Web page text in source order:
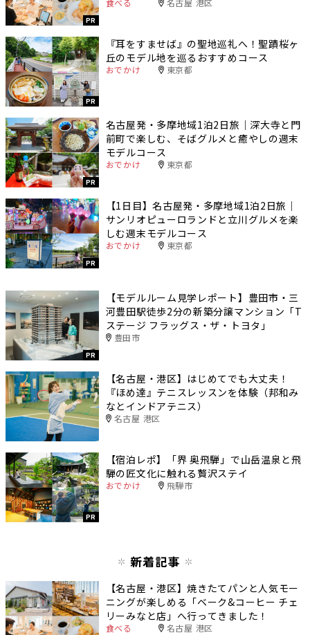
PR
PR
『耳をすませば』の聖地巡礼へ！聖蹟桜ヶ
丘のモデル地を巡るおすすめコース
おでかけ 東京都
PR
名古屋発・多摩地域1泊2日旅｜深大寺と門
前町で楽しむ、そばグルメと癒やしの週末
モデルコース
おでかけ 東京都
PR
【1日目】名古屋発・多摩地域1泊2日旅｜
サンリオピューロランドと立川グルメを楽
しむ週末モデルコース
おでかけ 東京都
PR
【モデルルーム見学レポート】豊田市・三
河豊田駅徒歩2分の新築分譲マンション「T
ステージ フラッグス・ザ・トヨタ」
豊田市
【名古屋・港区】はじめてでも大丈夫！
『ほめ達』テニスレッスンを体験（邦和み
なとインドアテニス）
名古屋 港区
PR
【宿泊レポ】「界 奥飛騨」で山岳温泉と飛
騨の匠文化に触れる贅沢ステイ
おでかけ 飛騨市
新着記事
【名古屋・港区】焼きたてパンと人気モー
ニングが楽しめる「ベーク&コーヒー チェ
リーみなと店」へ行ってきました！
食べる 名古屋 港区